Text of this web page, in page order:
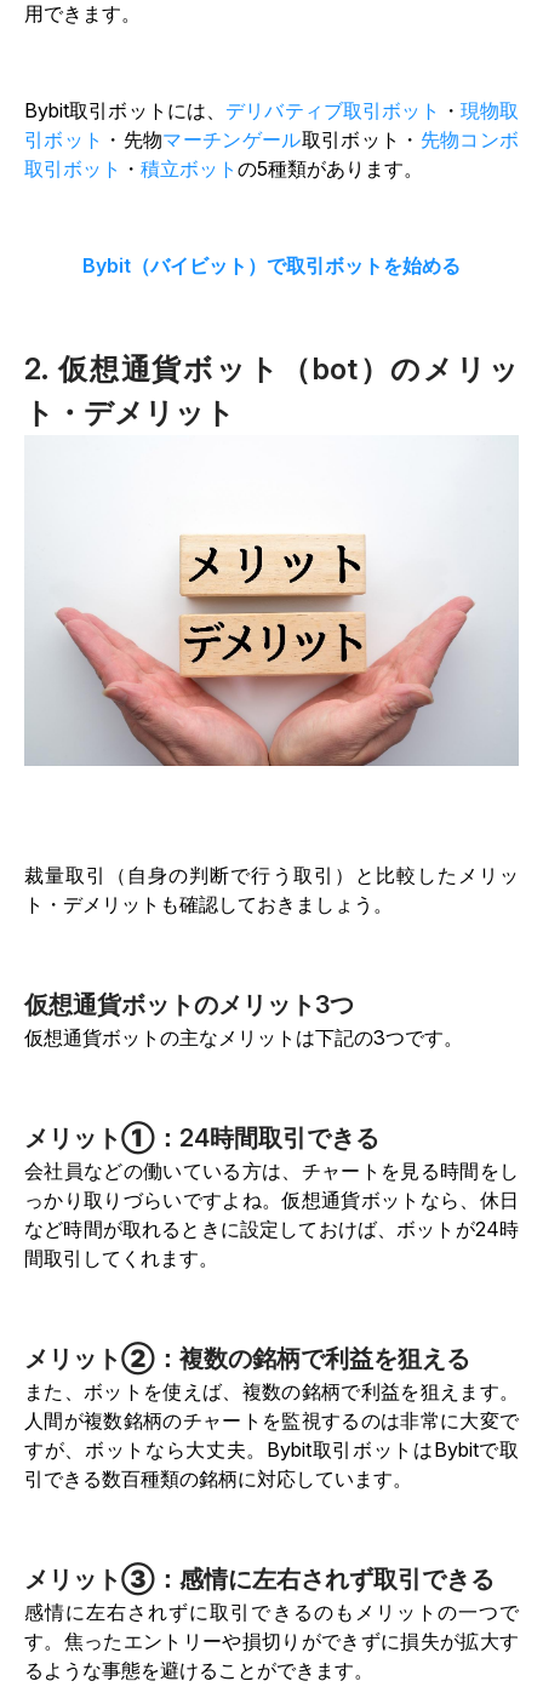
用できます。
Bybit取引ボットには、 デリバティブ取引ボット ・ 現物取
引ボット ・先物マーチンゲール取引ボット・ 先物コンボ
取引ボット ・ 積立ボット の5種類があります。
Bybit（バイビット）で取引ボットを始める
2. 仮想通貨ボット（bot）のメリッ
ト・デメリット
裁量取引（自身の判断で行う取引）と比較したメリッ
ト・デメリットも確認しておきましょう。
仮想通貨ボットのメリット3つ
仮想通貨ボットの主なメリットは下記の3つです。
メリット①：24時間取引できる
会社員などの働いている方は、チャートを見る時間をし
っかり取りづらいですよね。仮想通貨ボットなら、休日
など時間が取れるときに設定しておけば、ボットが24時
間取引してくれます。
メリット②：複数の銘柄で利益を狙える
また、ボットを使えば、複数の銘柄で利益を狙えます。
人間が複数銘柄のチャートを監視するのは非常に大変で
すが、ボットなら大丈夫。Bybit取引ボットはBybitで取
引できる数百種類の銘柄に対応しています。
メリット③：感情に左右されず取引できる
感情に左右されずに取引できるのもメリットの一つで
す。焦ったエントリーや損切りができずに損失が拡大す
るような事態を避けることができます。